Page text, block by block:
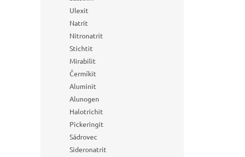
Ulexit
Natrit
Nitronatrit
Stichtit
Mirabilit
Čermíkit
Aluminit
Alunogen
Halotrichit
Pickeringit
Sádrovec
Sideronatrit